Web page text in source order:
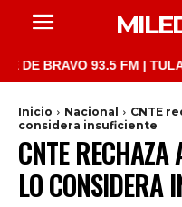
93.5 FM |
Inicio Nacional
CNTE
considera insuficiente
CNTE
LO CONSIDERA